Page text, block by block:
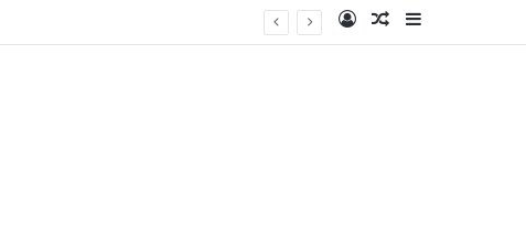
Log InRandom Article
Sidebar